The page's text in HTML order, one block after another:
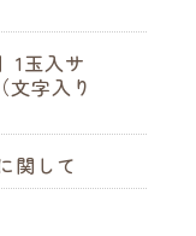
1玉入サ
文字入り
関して